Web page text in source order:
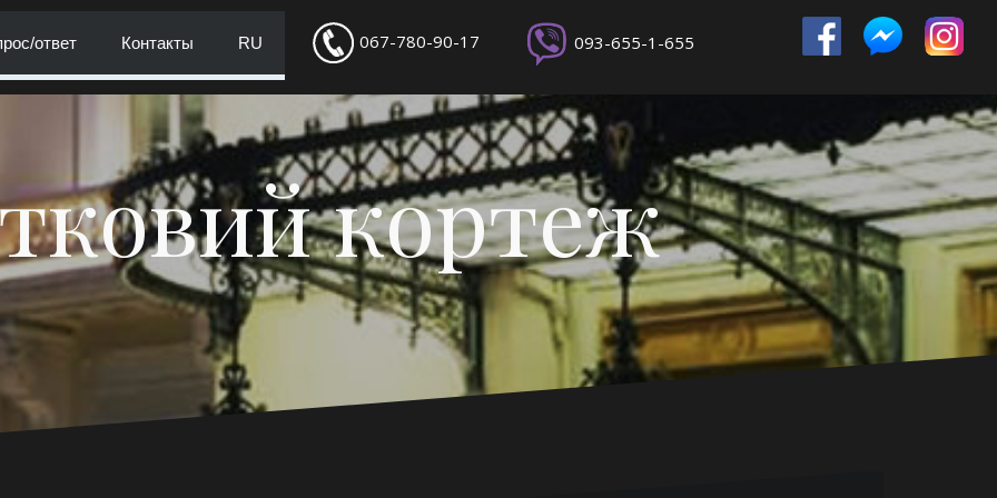
ответ Контакты RU 067-780-90-17 093-655-1-655
кортеж